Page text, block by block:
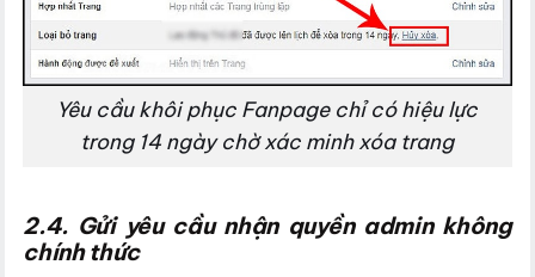
Yêu cầu khôi phục Fanpage chỉ có hiệu lực
trong 14 ngày chờ xác minh xóa trang
2.4. Gửi yêu cầu nhận quyền admin không
chính thức